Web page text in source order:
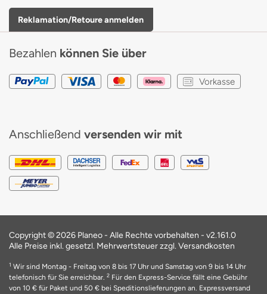
Reklamation/Retoure anmelden
Bezahlen können Sie über
Vorkasse
Anschließend versenden wir mit
Copyright © 2026 Planeo - Alle Rechte vorbehalten - v2.161.0
Alle Preise inkl. gesetzl. Mehrwertsteuer zzgl. Versandkosten
1 Wir sind Montag - Freitag von 8 bis 17 Uhr und Samstag von 9 bis 14 Uhr
telefonisch für Sie erreichbar. 2 Für den Express-Service fällt eine Gebühr
von 10 € für Paket und 50 € bei Speditionslieferungen an. Expressversand